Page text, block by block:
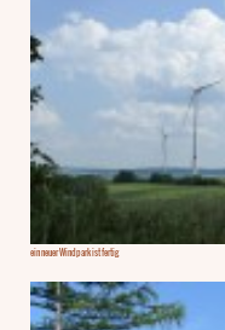
ein neuer Windpark ist fertig